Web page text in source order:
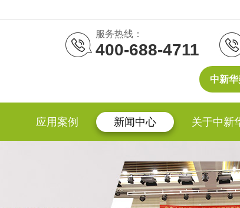
中新华
服务热线：
400-688-4711
应用案例 新闻中心 关于中新